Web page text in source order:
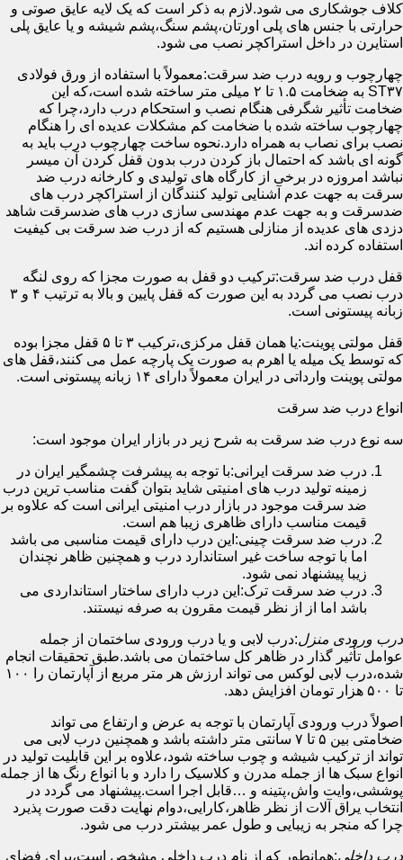
کلاف جوشکاری می شود.لازم به ذکر است که یک لایه عایق صوتی و
حرارتی با جنس های پلی اورتان،پشم سنگ،پشم شیشه و یا عایق پلی
استایرن در داخل استراکچر نصب می شود.
چهارچوب و رویه درب ضد سرقت:معمولاً با استفاده از ورق فولادی
ST۳۷ به ضخامت ۱.۵ تا ۲ میلی متر ساخته شده است،که این
ضخامت تأثیر شگرفی هنگام نصب و استحکام درب دارد،چرا که
چهارچوب ساخته شده با ضخامت کم مشکلات عدیده ای را هنگام
نصب برای نصاب به همراه دارد.نحوه ساخت چهارچوب درب باید به
گونه ای باشد که احتمال باز کردن درب بدون قفل کردن آن میسر
نباشد امروزه در برخی از کارگاه های تولیدی و کارخانه درب ضد
سرقت به جهت عدم آشنایی تولید کنندگان از استراکچر درب های
ضدسرقت و به جهت عدم مهندسی سازی درب های ضدسرقت شاهد
دزدی های عدیده از منازلی هستیم که از درب ضد سرقت بی کیفیت
استفاده کرده اند.
قفل درب ضد سرقت:ترکیب دو قفل به صورت مجزا که روی لنگه
درب نصب می گردد به این صورت که قفل پایین و بالا به ترتیب ۴ و ۳
زبانه پیستونی است.
قفل مولتی پوینت:یا همان قفل مرکزی،ترکیب ۳ تا ۵ قفل مجزا بوده
که توسط یک میله یا اهرم به صورت یک پارچه عمل می کنند،قفل های
مولتی پوینت وارداتی در ایران معمولاً دارای ۱۴ زبانه پیستونی است.
انواع درب ضد سرقت
سه نوع درب ضد سرقت به شرح زیر در بازار ایران موجود است:
درب ضد سرقت ایرانی:با توجه به پیشرفت چشمگیر ایران در
زمینه تولید درب های امنیتی شاید بتوان گفت مناسب ترین درب
ضد سرقت موجود در بازار درب امنیتی ایرانی است که علاوه بر
قیمت مناسب دارای ظاهری زیبا هم است.
درب ضد سرقت چینی:این درب دارای قیمت مناسبی می باشد
اما با توجه ساخت غیر استاندارد درب و همچنین ظاهر نچندان
زیبا پیشنهاد نمی شود.
درب ضد سرقت ترک:این درب دارای ساختار استانداردی می
باشد اما از از نظر قیمت مقرون به صرفه نیستند.
درب ورودی منزل:درب لابی و یا درب ورودی ساختمان از جمله
عوامل تأثیر گذار در ظاهر کل ساختمان می باشد.طبق تحقیقات انجام
شده،درب لابی لوکس می تواند ارزش هر متر مربع از آپارتمان را ۱۰۰
تا ۵۰۰ هزار تومان افزایش دهد.
اصولاً درب ورودی آپارتمان با توجه به عرض و ارتفاع می تواند
ضخامتی بین ۵ تا ۷ سانتی متر داشته باشد و همچنین درب لابی می
تواند از ترکیب شیشه و چوب ساخته شود،علاوه بر این قابلیت تولید در
انواع سبک ها از جمله مدرن و کلاسیک را دارد و با انواع رنگ ها از جمله
پوششی،وایت واش،پتینه و …قابل اجرا است.پیشنهاد می گردد در
انتخاب یراق آلات از نظر ظاهر،کارایی،دوام نهایت دقت صورت پذیرد
چرا که منجر به زیبایی و طول عمر بیشتر درب می شود.
درب داخلی:همانطور که از نام درب داخلی مشخص است،برای فضای